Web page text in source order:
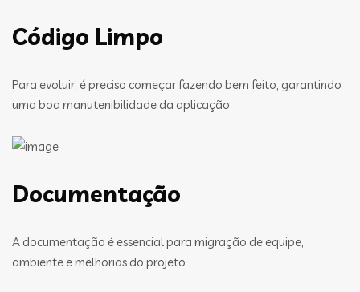
Código Limpo
Para evoluir, é preciso começar fazendo bem feito, garantindo
uma boa manutenibilidade da aplicação
Documentação
A documentação é essencial para migração de equipe,
ambiente e melhorias do projeto